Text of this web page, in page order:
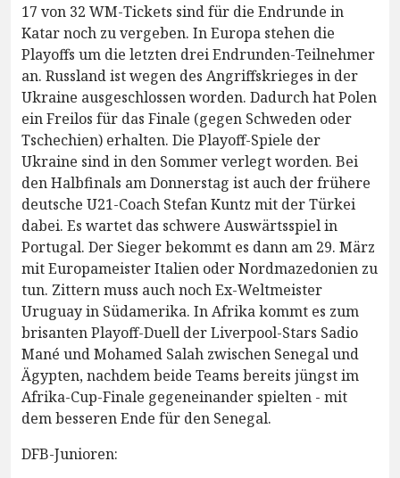
17 von 32 WM-Tickets sind für die Endrunde in
Katar noch zu vergeben. In Europa stehen die
Playoffs um die letzten drei Endrunden-Teilnehmer
an. Russland ist wegen des Angriffskrieges in der
Ukraine ausgeschlossen worden. Dadurch hat Polen
ein Freilos für das Finale (gegen Schweden oder
Tschechien) erhalten. Die Playoff-Spiele der
Ukraine sind in den Sommer verlegt worden. Bei
den Halbfinals am Donnerstag ist auch der frühere
deutsche U21-Coach Stefan Kuntz mit der Türkei
dabei. Es wartet das schwere Auswärtsspiel in
Portugal. Der Sieger bekommt es dann am 29. März
mit Europameister Italien oder Nordmazedonien zu
tun. Zittern muss auch noch Ex-Weltmeister
Uruguay in Südamerika. In Afrika kommt es zum
brisanten Playoff-Duell der Liverpool-Stars Sadio
Mané und Mohamed Salah zwischen Senegal und
Ägypten, nachdem beide Teams bereits jüngst im
Afrika-Cup-Finale gegeneinander spielten - mit
dem besseren Ende für den Senegal.
DFB-Junioren: